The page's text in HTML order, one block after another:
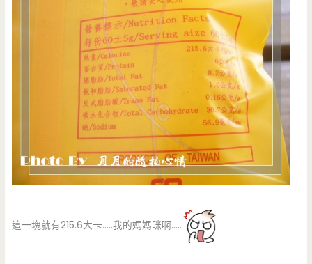
這一塊就有215.6大卡…..我的媽媽咪啊…..